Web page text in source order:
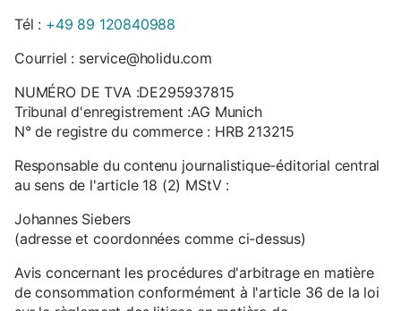
Tél : +49 89 120840988
Courriel : service@holidu.com
NUMÉRO DE TVA :DE295937815
Tribunal d'enregistrement :AG Munich
N° de registre du commerce : HRB 213215
Responsable du contenu journalistique-éditorial central
au sens de l'article 18 (2) MStV :
Johannes Siebers
(adresse et coordonnées comme ci-dessus)
Avis concernant les procédures d'arbitrage en matière
de consommation conformément à l'article 36 de la loi